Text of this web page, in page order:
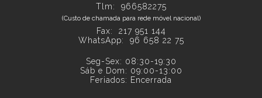
Tlm: 966582275
(Custo de chamada para rede móvel nacional)
Fax: 217 951 144
WhatsApp: 96 658 22 75
Seg-Sex: 08:30-19:30
Sáb e Dom: 09:00-13:00
Feriados: Encerrada